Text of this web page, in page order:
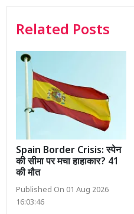
Related Posts
Spain Border Crisis: स्पेन
की सीमा पर मचा हाहाकार? 41
की मौत
Published On 01 Aug 2026
16:03:46